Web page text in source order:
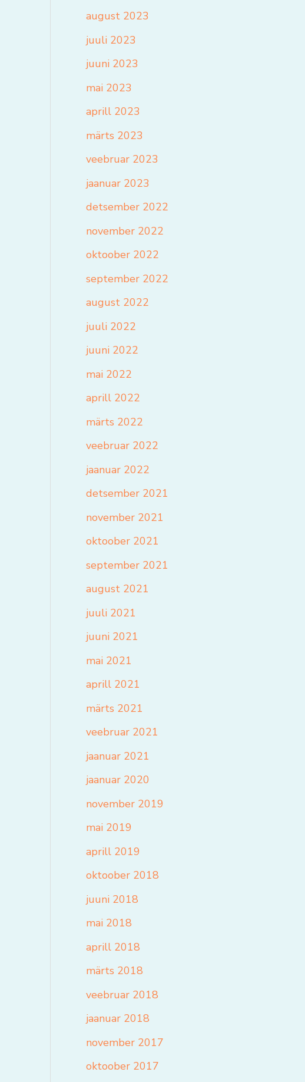
august 2023
juuli 2023
juuni 2023
mai 2023
aprill 2023
märts 2023
veebruar 2023
jaanuar 2023
detsember 2022
november 2022
oktoober 2022
september 2022
august 2022
juuli 2022
juuni 2022
mai 2022
aprill 2022
märts 2022
veebruar 2022
jaanuar 2022
detsember 2021
november 2021
oktoober 2021
september 2021
august 2021
juuli 2021
juuni 2021
mai 2021
aprill 2021
märts 2021
veebruar 2021
jaanuar 2021
jaanuar 2020
november 2019
mai 2019
aprill 2019
oktoober 2018
juuni 2018
mai 2018
aprill 2018
märts 2018
veebruar 2018
jaanuar 2018
november 2017
oktoober 2017